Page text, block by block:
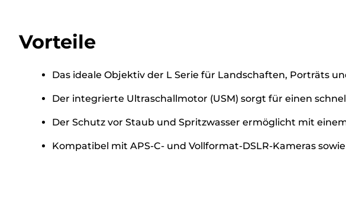
Vorteile
Das ideale Objektiv der L Serie für Landschaften, Porträts
Der integrierte Ultraschallmotor (USM) sorgt für einen
Der Schutz vor Staub und Spritzwasser ermöglicht mit
Kompatibel mit APS-C- und Vollformat-DSLR-Kameras